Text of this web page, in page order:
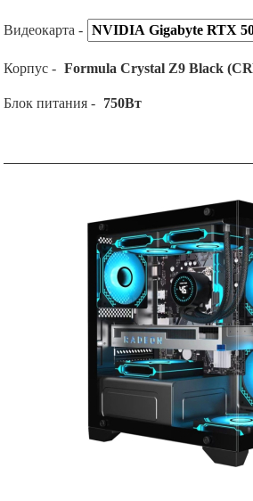
Видеокарта -
Корпус - Formula Crystal Z9 Black
Блок питания - 750Вт